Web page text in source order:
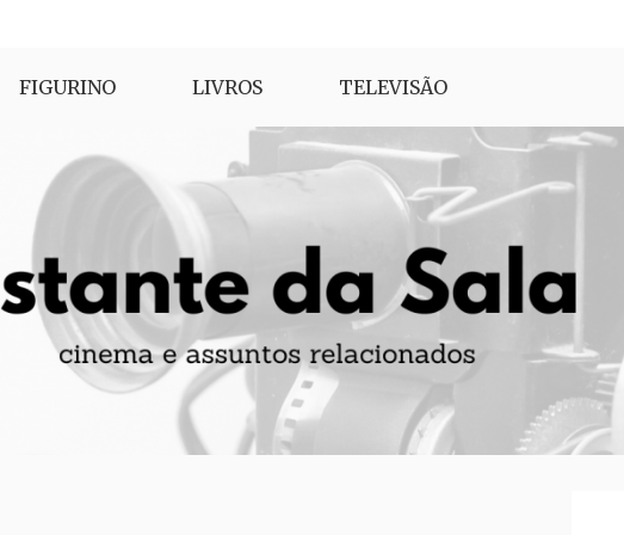
FIGURINO LIVROS TELEVISÃO